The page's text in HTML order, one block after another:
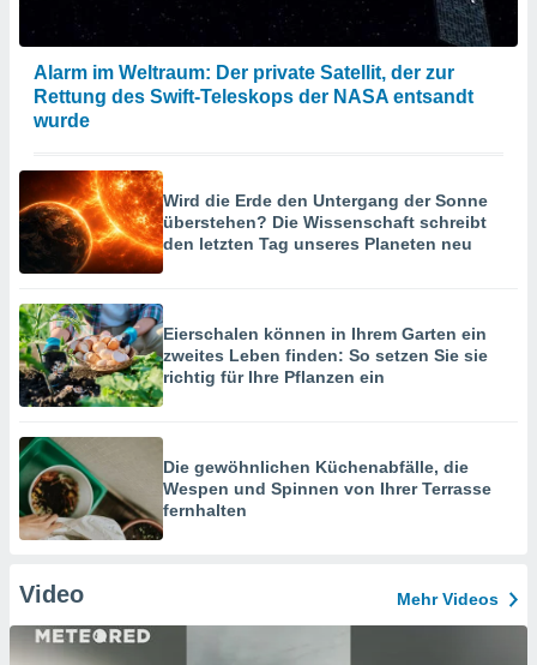
Alarm im Weltraum: Der private Satellit, der zur
Rettung des Swift-Teleskops der NASA entsandt
wurde
Wird die Erde den Untergang der Sonne
überstehen? Die Wissenschaft schreibt
den letzten Tag unseres Planeten neu
Eierschalen können in Ihrem Garten ein
zweites Leben finden: So setzen Sie sie
richtig für Ihre Pflanzen ein
Die gewöhnlichen Küchenabfälle, die
Wespen und Spinnen von Ihrer Terrasse
fernhalten
Video Mehr Videos